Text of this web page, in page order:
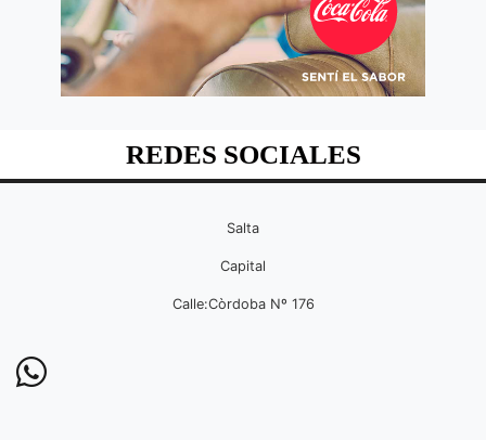
REDES SOCIALES
Salta
Capital
Calle:Còrdoba Nº 176